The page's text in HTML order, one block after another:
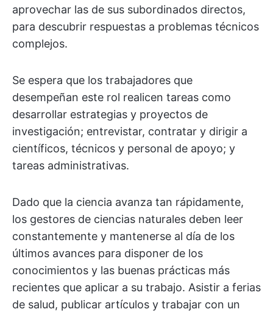
aprovechar las de sus subordinados directos,
para descubrir respuestas a problemas técnicos
complejos.
Se espera que los trabajadores que
desempeñan este rol realicen tareas como
desarrollar estrategias y proyectos de
investigación; entrevistar, contratar y dirigir a
científicos, técnicos y personal de apoyo; y
tareas administrativas.
Dado que la ciencia avanza tan rápidamente,
los gestores de ciencias naturales deben leer
constantemente y mantenerse al día de los
últimos avances para disponer de los
conocimientos y las buenas prácticas más
recientes que aplicar a su trabajo. Asistir a ferias
de salud, publicar artículos y trabajar con un